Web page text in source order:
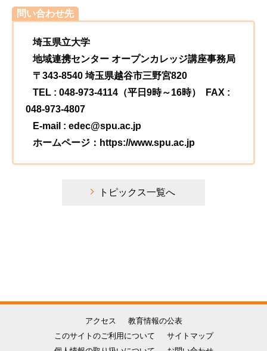
問い合わせ先
埼玉県立大学
地域連携センター オープンカレッジ講座事務局
〒343-8540 埼玉県越谷市三野宮820
TEL : 048-973-4114（平日9時～16時） FAX :
048-973-4807
E-mail : edec@spu.ac.jp
ホームページ：https://www.spu.ac.jp
トピックス一覧へ
アクセス
教育情報の公表
このサイトのご利用について
サイトマップ